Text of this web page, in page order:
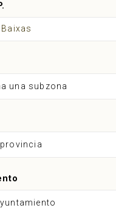
Baixas
una subzona